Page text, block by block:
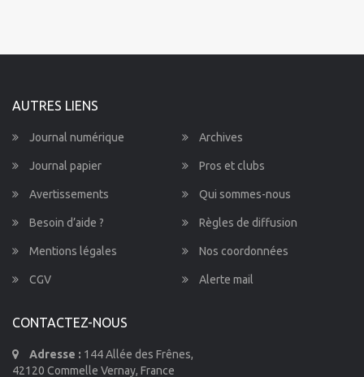
AUTRES LIENS
Journal numérique Archives
Journal papier Pros et clubs
Avertissements Qui sommes-nous
Besoin d’aide ? Règles de diffusion
Mentions légales Nos coordonnées
CGV Alerte mail
CONTACTEZ-NOUS
Adresse : 144 Allée des Frênes,
42120 Commelle Vernay, France